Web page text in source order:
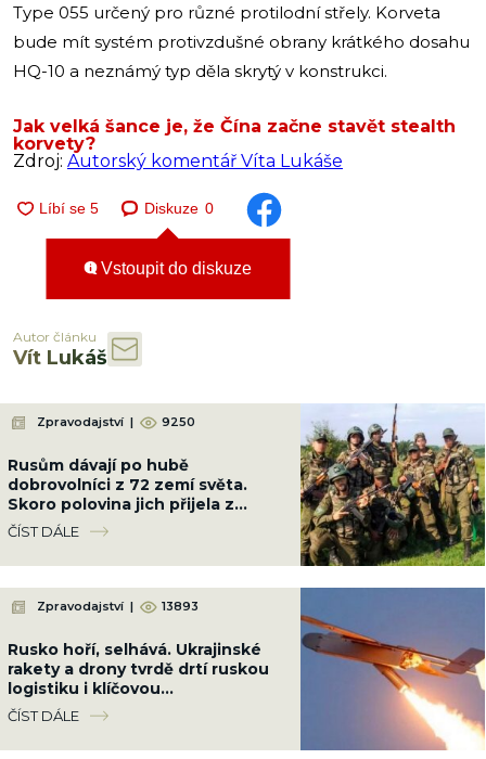
Type 055 určený pro různé protilodní střely. Korveta
bude mít systém protivzdušné obrany krátkého dosahu
HQ-10 a neznámý typ děla skrytý v konstrukci.
Jak velká šance je, že Čína začne stavět stealth
korvety?
Zdroj: Autorský komentář Víta Lukáše
Diskuze 0
Vstoupit do diskuze
Autor článku
Vít Lukáš
Zpravodajství | 9250
Rusům dávají po hubě
dobrovolníci z 72 zemí světa.
Skoro polovina jich přijela z
Latinské Ameriky
ČÍST DÁLE
Zpravodajství | 13893
Rusko hoří, selhává. Ukrajinské
rakety a drony tvrdě drtí ruskou
logistiku i klíčovou
infrastrukturu, vojáci se nehnou
ČÍST DÁLE